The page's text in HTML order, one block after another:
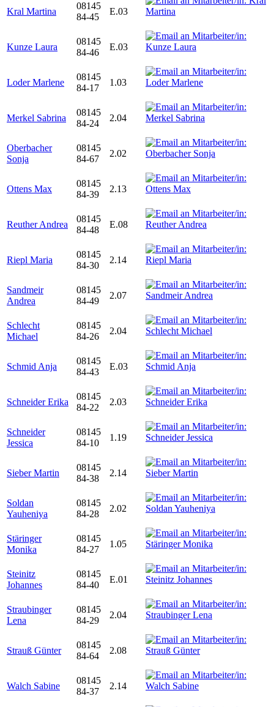
Kral Martina
08145
84-45
E.03
Kunze Laura
08145
84-46
E.03
Loder Marlene
08145
84-17
1.03
Merkel Sabrina
08145
84-24
2.04
Oberbacher
Sonja
08145
84-67
2.02
Ottens Max
08145
84-39
2.13
Reuther Andrea
08145
84-48
E.08
Riepl Maria
08145
84-30
2.14
Sandmeir
Andrea
08145
84-49
2.07
Schlecht
Michael
08145
84-26
2.04
Schmid Anja
08145
84-43
E.03
Schneider Erika
08145
84-22
2.03
Schneider
Jessica
08145
84-10
1.19
Sieber Martin
08145
84-38
2.14
Soldan
Yauheniya
08145
84-28
2.02
Stäringer
Monika
08145
84-27
1.05
Steinitz
Johannes
08145
84-40
E.01
Straubinger
Lena
08145
84-29
2.04
Strauß Günter
08145
84-64
2.08
Walch Sabine
08145
84-37
2.14